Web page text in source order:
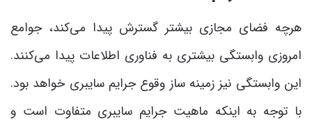
هرچه فضای مجازی بیشتر گسترش پیدا می‌کند، جوامع
امروزی وابستگی بیشتری به فناوری اطلاعات پیدا می‌کنند.
این وابستگی نیز زمینه ساز وقوع جرایم سایبری خواهد بود.
با توجه به اینکه ماهیت جرایم سایبری متفاوت است و